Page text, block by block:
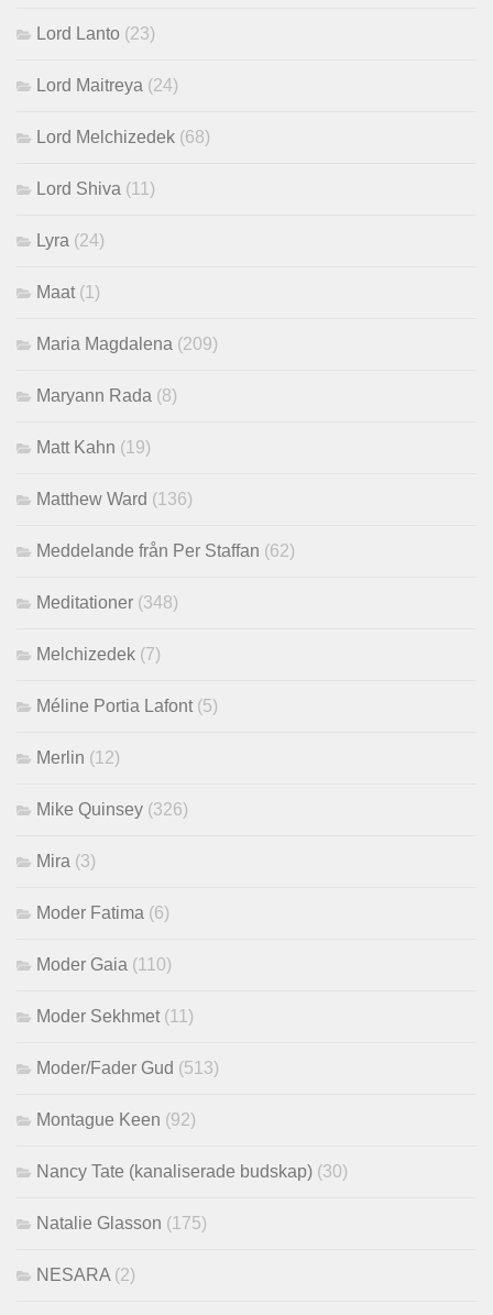
Lord Lanto (23)
Lord Maitreya (24)
Lord Melchizedek (68)
Lord Shiva (11)
Lyra (24)
Maat (1)
Maria Magdalena (209)
Maryann Rada (8)
Matt Kahn (19)
Matthew Ward (136)
Meddelande från Per Staffan (62)
Meditationer (348)
Melchizedek (7)
Méline Portia Lafont (5)
Merlin (12)
Mike Quinsey (326)
Mira (3)
Moder Fatima (6)
Moder Gaia (110)
Moder Sekhmet (11)
Moder/Fader Gud (513)
Montague Keen (92)
Nancy Tate (kanaliserade budskap) (30)
Natalie Glasson (175)
NESARA (2)